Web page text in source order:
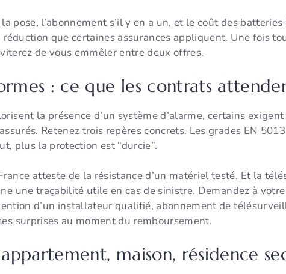
pose, l’abonnement s’il y en a un, et le coût des
que certaines assurances appliquent. Une fois
de vous emmêler entre deux offres.
: ce que les contrats
la présence d’un système d’alarme, certains
Retenez trois repères concrets. Les grades EN
plus la protection est “durcie”.
atteste de la résistance d’un matériel testé. Et la
une traçabilité utile en cas de sinistre. Demandez à
d’un installateur qualifié, abonnement de
surprises au moment du remboursement.
maison, résidence